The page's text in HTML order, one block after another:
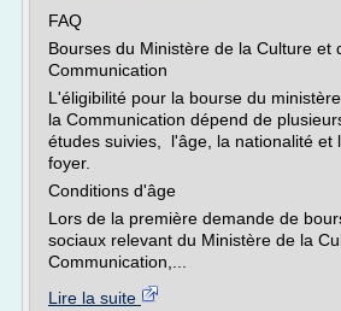
FAQ
Bourses du Ministère de la Culture et
Communication
L'éligibilité pour la bourse du
la Communication dépend de
études suivies, l'âge, la nationalité et
foyer.
Conditions d'âge
Lors de la première demande de
sociaux relevant du Ministère de la
Communication,...
Lire la suite